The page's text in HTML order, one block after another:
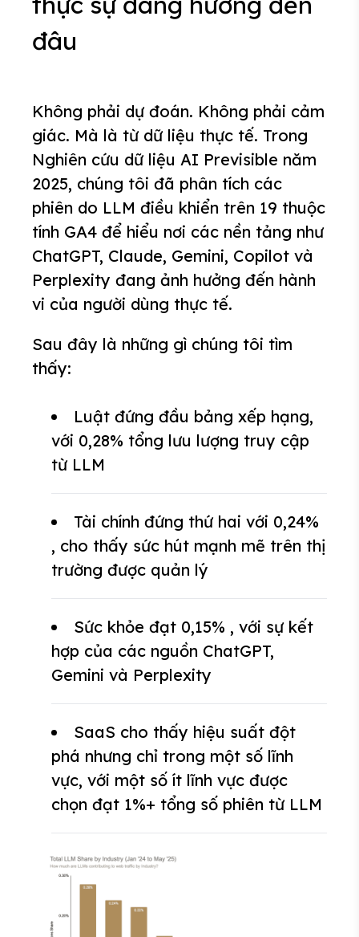
đâu
Không phải dự đoán. Không phải cảm
giác. Mà là từ dữ liệu thực tế. Trong
Nghiên cứu dữ liệu AI Previsible năm
2025, chúng tôi đã phân tích các
phiên do LLM điều khiển trên 19 thuộc
tính GA4 để hiểu nơi các nền tảng như
ChatGPT, Claude, Gemini, Copilot và
Perplexity đang ảnh hưởng đến hành
vi của người dùng thực tế.
Sau đây là những gì chúng tôi tìm
thấy:
Luật đứng đầu bảng xếp hạng,
với 0,28% tổng lưu lượng truy cập
từ LLM
Tài chính đứng thứ hai với 0,24%
, cho thấy sức hút mạnh mẽ trên thị
trường được quản lý
Sức khỏe đạt 0,15% , với sự kết
hợp của các nguồn ChatGPT,
Gemini và Perplexity
SaaS cho thấy hiệu suất đột
phá nhưng chỉ trong một số lĩnh
vực, với một số ít lĩnh vực được
chọn đạt 1%+ tổng số phiên từ LLM